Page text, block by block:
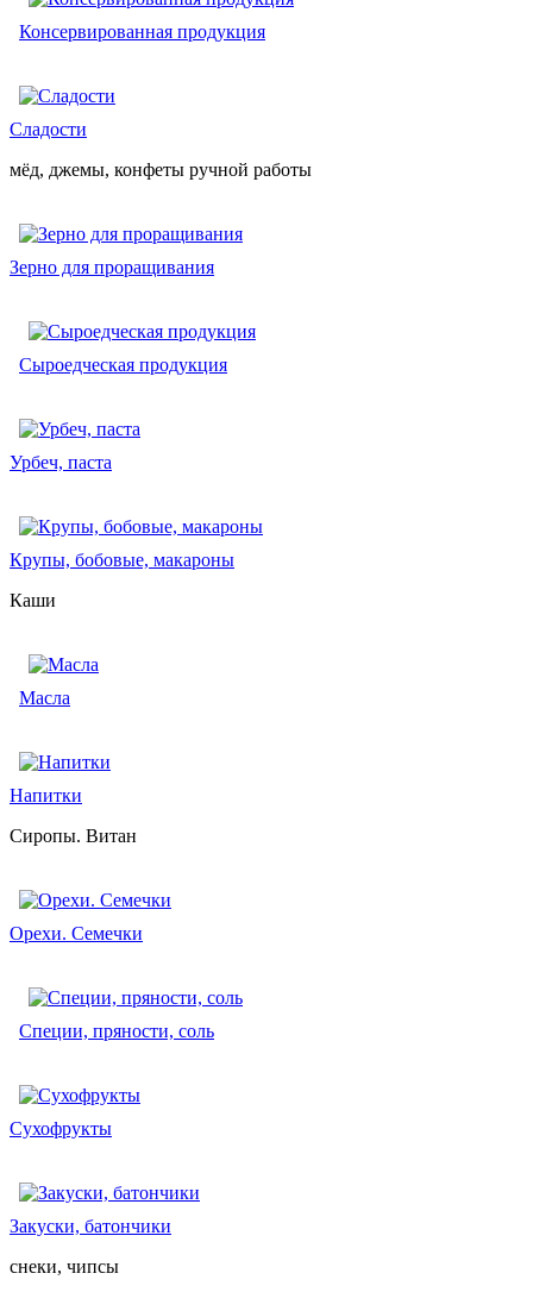
Консервированная продукция
Сладости
мёд, джемы, конфеты ручной работы
Зерно для проращивания
Сыроедческая продукция
Урбеч, паста
Крупы, бобовые, макароны
Каши
Масла
Напитки
Сиропы. Витан
Орехи. Семечки
Специи, пряности, соль
Сухофрукты
Закуски, батончики
снеки, чипсы